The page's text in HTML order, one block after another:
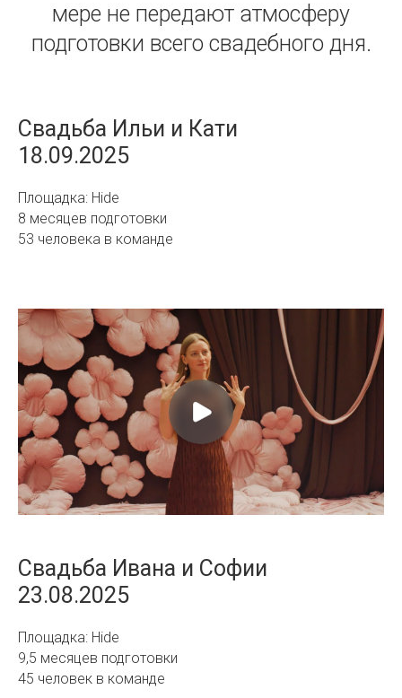
мере не передают атмосферу
подготовки всего свадебного дня.
Свадьба Ильи и Кати
18.09.2025
Площадка: Hide
8 месяцев подготовки
53 человека в команде
Свадьба Ивана и Софии
23.08.2025
Площадка: Hide
9,5 месяцев подготовки
45 человек в команде